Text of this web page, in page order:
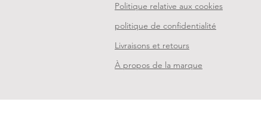
Politique relative aux cookies
politique de confidentialité
Livraisons et retours
À propos de la marque